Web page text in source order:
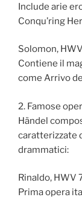
Include arie
Conqu’ring
Solomon,
Contiene il
come Arrivo
2. Famose
Händel
caratterizzate
drammatici:
Rinaldo, HWV
Prima opera